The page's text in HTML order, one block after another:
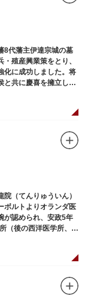
8代藩主伊達宗城の墓
殖産興業策をとり、
化に成功しました。将
と共に慶喜を擁立し
有力メンバーとなっ
（てんりゅういん）
ボルトよりオランダ医
が認められ、安政5年
（後の西洋医学所、現
）72歳で没しまし